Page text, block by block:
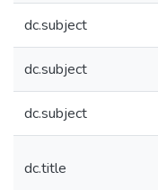
dc.subject
dc.subject
dc.subject
dc.title